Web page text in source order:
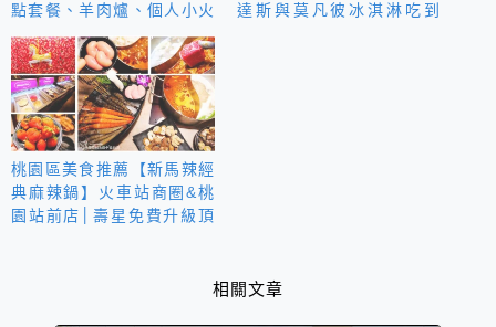
點套餐、羊肉爐、個人小火
鍋│統整懶人包
達斯與莫凡彼冰淇淋吃到
桃園區美食推薦【新馬辣經
典麻辣鍋】火車站商圈&桃
園站前店│壽星免費升級頂
相關文章